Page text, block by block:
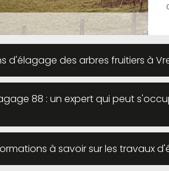
d'élagage des arbres fruitiers à
88 : un expert qui peut
à savoir sur les travaux